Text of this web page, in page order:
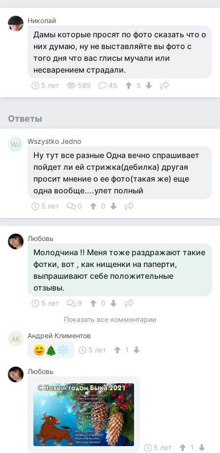
Николай
Дамы которые просят по фото сказать что о
них думаю, ну не выставляйте вы фото с
того дня что вас глисы мучали или
несварением страдали.
5 лет 589 45 5
Ответы
WJ Wszystko Jedno
Ну тут все разные Одна вечно спрашивает
пойдет ли ей стрижка(дебилка) другая
просит мнение о ее фото(такая же) еще
одна вообще....улет полный
5 лет 0 0
Любовь
Молодчина !! Меня тоже раздражают такие
фотки, вот , как нищенки на паперти,
выпрашивают себе положительные
отзывы.
5 лет 9
0
Показать все комментарии
АК
Андрей Климентов
5 лет
1
Любовь
5 лет 1